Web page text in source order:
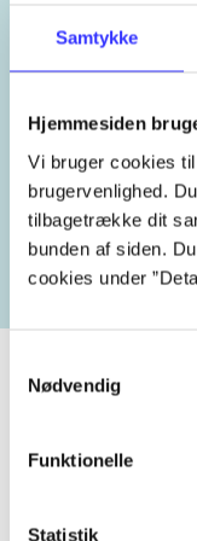
Samtykke
Hjemmesiden
Vi bruger cookies
brugervenlighed.
tilbagetrække dit
bunden af siden.
cookies under
Nødvendig
Funktionelle
Statistik
New England
Lignende emneord
heste børnebøger
Tidsskrift